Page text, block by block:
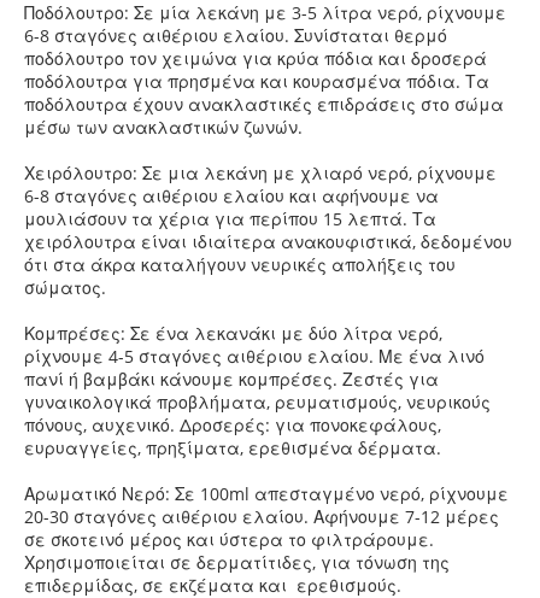
Ποδόλουτρο: Σε μία λεκάνη με 3-5 λίτρα νερό, ρίχνουμε
6-8 σταγόνες αιθέριου ελαίου. Συνίσταται θερμό
ποδόλουτρο τον χειμώνα για κρύα πόδια και δροσερά
ποδόλουτρα για πρησμένα και κουρασμένα πόδια. Τα
ποδόλουτρα έχουν ανακλαστικές επιδράσεις στο σώμα
μέσω των ανακλαστικών ζωνών.
Χειρόλουτρο: Σε μια λεκάνη με χλιαρό νερό, ρίχνουμε
6-8 σταγόνες αιθέριου ελαίου και αφήνουμε να
μουλιάσουν τα χέρια για περίπου 15 λεπτά. Τα
χειρόλουτρα είναι ιδιαίτερα ανακουφιστικά, δεδομένου
ότι στα άκρα καταλήγουν νευρικές απολήξεις του
σώματος.
Κομπρέσες: Σε ένα λεκανάκι με δύο λίτρα νερό,
ρίχνουμε 4-5 σταγόνες αιθέριου ελαίου. Με ένα λινό
πανί ή βαμβάκι κάνουμε κομπρέσες. Ζεστές για
γυναικολογικά προβλήματα, ρευματισμούς, νευρικούς
πόνους, αυχενικό. Δροσερές: για πονοκεφάλους,
ευρυαγγείες, πρηξίματα, ερεθισμένα δέρματα.
Αρωματικό Νερό: Σε 100ml απεσταγμένο νερό, ρίχνουμε
20-30 σταγόνες αιθέριου ελαίου. Αφήνουμε 7-12 μέρες
σε σκοτεινό μέρος και ύστερα το φιλτράρουμε.
Χρησιμοποιείται σε δερματίτιδες, για τόνωση της
επιδερμίδας, σε εκζέματα και ερεθισμούς.